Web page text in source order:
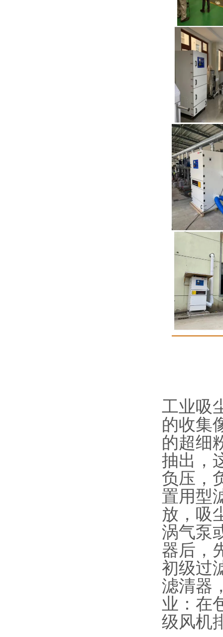
工业吸
的收集
的超细
抽出，
负压，
置用型
放，吸
涡气泵
器后，
初级过
滤清器
业：在
级风机